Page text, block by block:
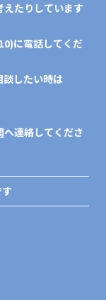
たりしています
に電話してくだ
したい時は
へ連絡してくださ